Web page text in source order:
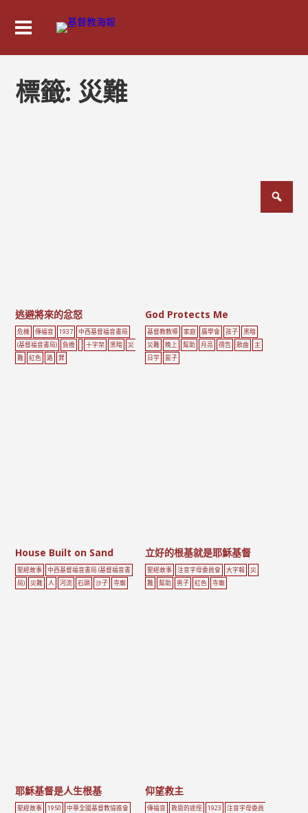
標籤: 災難
逃避將來的忿怒
危機 傳福音 1937
中西基督福音書局
(基督福音書局)
負擔 十字架 黑暗
災
難
紅色 路 罪
God Protects Me
基督教教導 家庭 廣學會 孩子
黑暗
災難
晚上 幫助 月亮 禱告 歌曲
主
日学
窗子
House Built on Sand
聖經故事
中西基督福音書局 (基督福音書
局)
災難 人 河流 石頭 沙子 寺廟
立好的根基就是耶穌基督
聖經故事 注音字母委員會 大字報
災
難
幫助 男子 紅色 寺廟
耶穌基督是人生根基
聖經故事 1950
中華全國基督教協進會
仰望救主
傳福音 救恩的途徑 1923
注音字母委員